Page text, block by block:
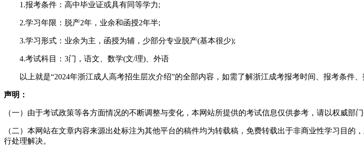
1.报考条件：高中毕业证或具有同等学力;
2.学习年限：脱产2年，业余和函授2年半;
3.学习形式：业余为主，函授为辅，少部分专业脱产(基本很少);
4.考试科目：3门，语文、数学(文/理)、外语
以上就是“2024年浙江成人高考招生层次介绍”的全部内容，如需了解浙江成考报考时间、报考条件
声明：
（一）由于考试政策等各方面情况的不断调整与变化，本网站所提供的考试信息仅供参考，请以权威部门
（二）本网站在文章内容来源出处标注为其他平台的稿件均为转载稿，免费转载出于非商业性学习目
行处理解决。